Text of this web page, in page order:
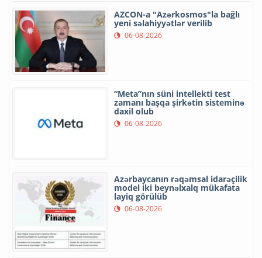
AZCON-a "Azərkosmos"la bağlı
yeni səlahiyyətlər verilib
06-08-2026
“Meta”nın süni intellekti test
zamanı başqa şirkətin sisteminə
daxil olub
06-08-2026
Azərbaycanın rəqəmsal idarəçilik
model iki beynəlxalq mükafata
layiq görülüb
06-08-2026